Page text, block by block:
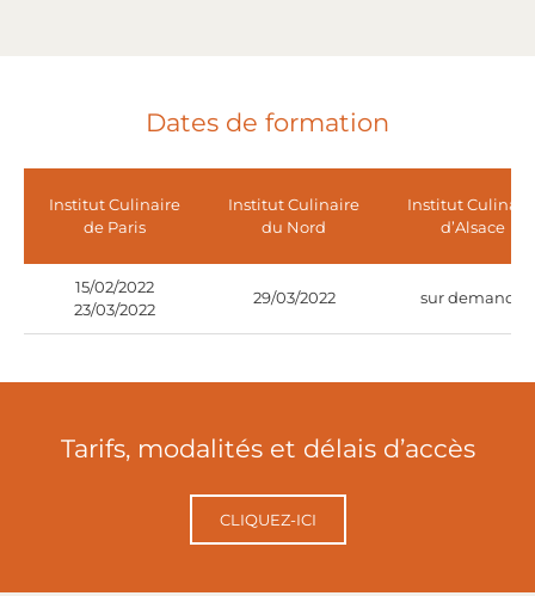
Dates de formation
Institut Culinaire
de Paris
Institut Culinaire
du Nord
Institut
d’Alsace
15/02/2022
23/03/2022
29/03/2022 sur demande
Tarifs, modalités et délais d’accès
CLIQUEZ-ICI